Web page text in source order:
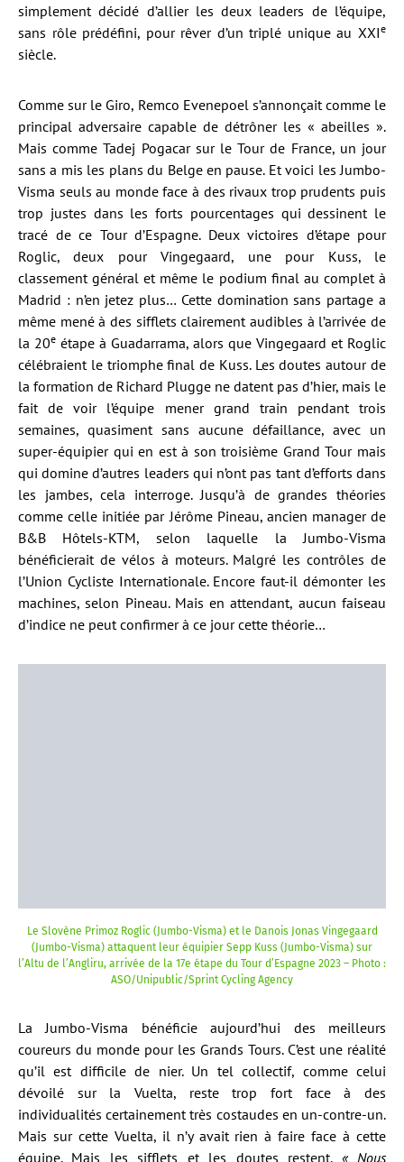
simplement décidé d’allier les deux leaders de l’équipe,
sans rôle prédéfini, pour rêver d’un triplé unique au XXIe
siècle.
Comme sur le Giro, Remco Evenepoel s’annonçait comme le
principal adversaire capable de détrôner les « abeilles ».
Mais comme Tadej Pogacar sur le Tour de France, un jour
sans a mis les plans du Belge en pause. Et voici les Jumbo-
Visma seuls au monde face à des rivaux trop prudents puis
trop justes dans les forts pourcentages qui dessinent le
tracé de ce Tour d’Espagne. Deux victoires d’étape pour
Roglic, deux pour Vingegaard, une pour Kuss, le
classement général et même le podium final au complet à
Madrid : n’en jetez plus… Cette domination sans partage a
même mené à des sifflets clairement audibles à l’arrivée de
la 20e étape à Guadarrama, alors que Vingegaard et Roglic
célébraient le triomphe final de Kuss. Les doutes autour de
la formation de Richard Plugge ne datent pas d’hier, mais le
fait de voir l’équipe mener grand train pendant trois
semaines, quasiment sans aucune défaillance, avec un
super-équipier qui en est à son troisième Grand Tour mais
qui domine d’autres leaders qui n’ont pas tant d’efforts dans
les jambes, cela interroge. Jusqu’à de grandes théories
comme celle initiée par Jérôme Pineau, ancien manager de
B&B Hôtels-KTM, selon laquelle la Jumbo-Visma
bénéficierait de vélos à moteurs. Malgré les contrôles de
l’Union Cycliste Internationale. Encore faut-il démonter les
machines, selon Pineau. Mais en attendant, aucun faiseau
d’indice ne peut confirmer à ce jour cette théorie…
Le Slovène Primoz Roglic (Jumbo-Visma) et le Danois Jonas Vingegaard
(Jumbo-Visma) attaquent leur équipier Sepp Kuss (Jumbo-Visma) sur
l’Altu de l’Angliru, arrivée de la 17e étape du Tour d’Espagne 2023 – Photo :
ASO/Unipublic/Sprint Cycling Agency
La Jumbo-Visma bénéficie aujourd’hui des meilleurs
coureurs du monde pour les Grands Tours. C’est une réalité
qu’il est difficile de nier. Un tel collectif, comme celui
dévoilé sur la Vuelta, reste trop fort face à des
individualités certainement très costaudes en un-contre-un.
Mais sur cette Vuelta, il n’y avait rien à faire face à cette
équipe. Mais les sifflets et les doutes restent. « Nous